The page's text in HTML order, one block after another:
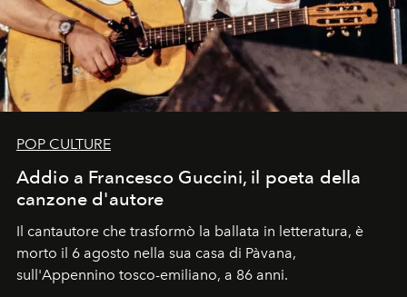
POP CULTURE
Addio a Francesco Guccini, il poeta della
canzone d'autore
Il cantautore che trasformò la ballata in letteratura, è
morto il 6 agosto nella sua casa di Pàvana,
sull'Appennino tosco-emiliano, a 86 anni.